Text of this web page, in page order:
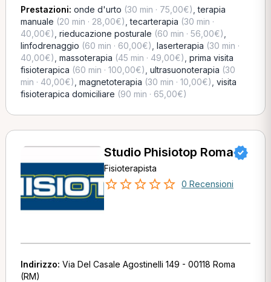
Prestazioni: onde d'urto (30 min · 75,00€) ,terapia
manuale (20 min · 28,00€) ,tecarterapia (30 min ·
40,00€) rieducazione posturale (60 min · 56,00€)
linfodrenaggio (60 min · 60,00€) laserterapia (30 min ·
40,00€) massoterapia (45 min · 49,00€) prima visita
fisioterapica (60 min · 100,00€) ultrasuonoterapia (30
min · 40,00€) magnetoterapia (30 min · 10,00€) visita
fisioterapica domiciliare (90 min · 65,00€)
Studio Phisiotop Roma
Fisioterapista
0 Recensioni
Indirizzo: Via Del Casale Agostinelli 149 - 00118 Roma
(RM)